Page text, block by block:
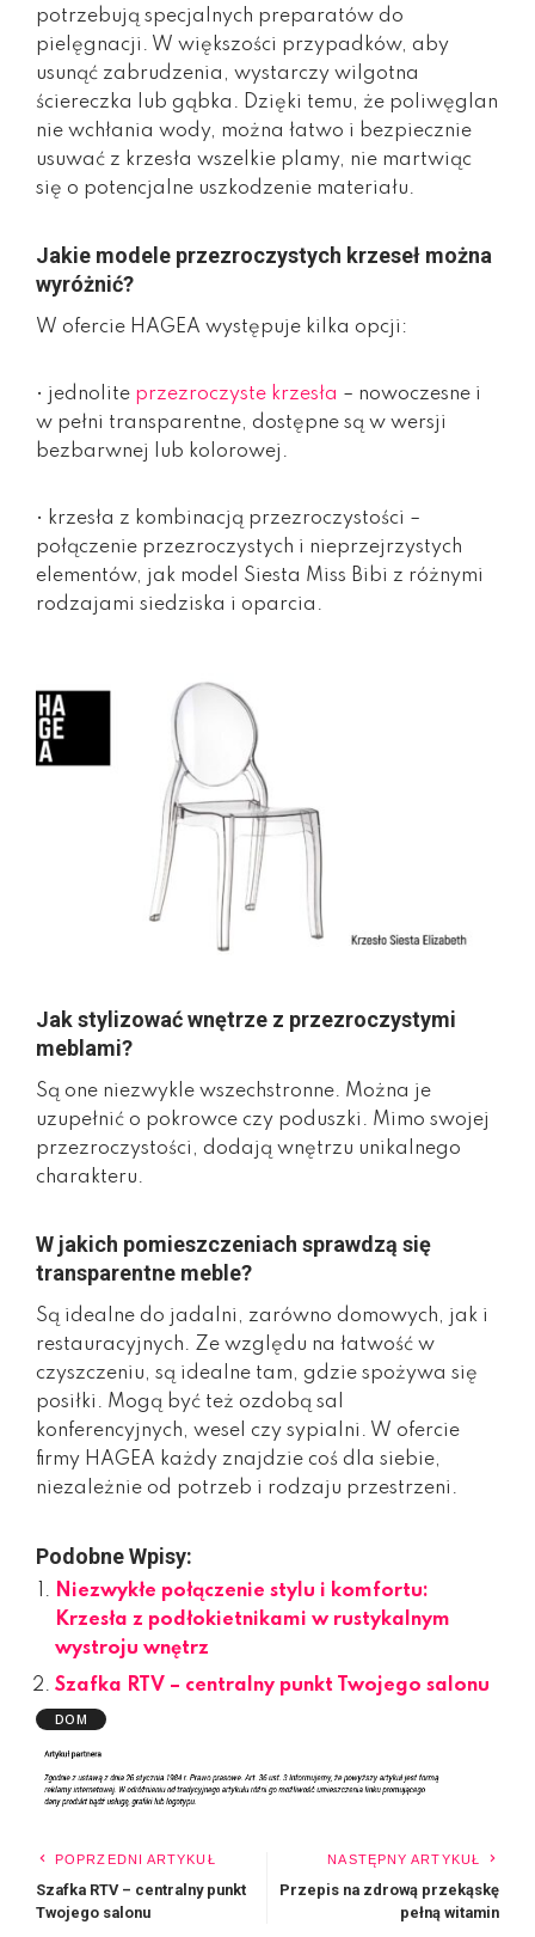
potrzebują specjalnych preparatów do
pielęgnacji. W większości przypadków, aby
usunąć zabrudzenia, wystarczy wilgotna
ściereczka lub gąbka. Dzięki temu, że poliwęglan
nie wchłania wody, można łatwo i bezpiecznie
usuwać z krzesła wszelkie plamy, nie martwiąc
się o potencjalne uszkodzenie materiału.
Jakie modele przezroczystych krzeseł można
wyróżnić?
W ofercie HAGEA występuje kilka opcji:
• jednolite przezroczyste krzesła – nowoczesne i
w pełni transparentne, dostępne są w wersji
bezbarwnej lub kolorowej.
• krzesła z kombinacją przezroczystości –
połączenie przezroczystych i nieprzejrzystych
elementów, jak model Siesta Miss Bibi z różnymi
rodzajami siedziska i oparcia.
Jak stylizować wnętrze z przezroczystymi
meblami?
Są one niezwykle wszechstronne. Można je
uzupełnić o pokrowce czy poduszki. Mimo swojej
przezroczystości, dodają wnętrzu unikalnego
charakteru.
W jakich pomieszczeniach sprawdzą się
transparentne meble?
Są idealne do jadalni, zarówno domowych, jak i
restauracyjnych. Ze względu na łatwość w
czyszczeniu, są idealne tam, gdzie spożywa się
posiłki. Mogą być też ozdobą sal
konferencyjnych, wesel czy sypialni. W ofercie
firmy HAGEA każdy znajdzie coś dla siebie,
niezależnie od potrzeb i rodzaju przestrzeni.
Podobne Wpisy:
Niezwykłe połączenie stylu i komfortu:
Krzesła z podłokietnikami w rustykalnym
wystroju wnętrz
Szafka RTV – centralny punkt Twojego salonu
DOM
POPRZEDNI ARTYKUŁ
Szafka RTV – centralny punkt
Twojego salonu
NASTĘPNY ARTYKUŁ
Przepis na zdrową przekąskę
pełną witamin